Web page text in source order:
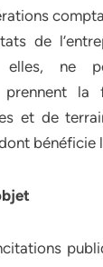
de
elles, ne
prennent
et de
bénéficie